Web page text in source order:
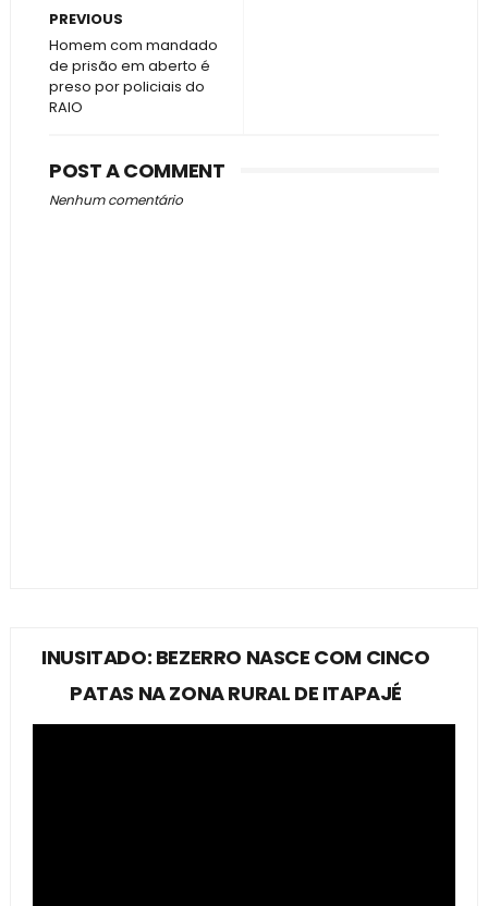
PREVIOUS
Homem com mandado
de prisão em aberto é
preso por policiais do
RAIO
POST A COMMENT
Nenhum comentário
INUSITADO: BEZERRO NASCE COM CINCO
PATAS NA ZONA RURAL DE ITAPAJÉ